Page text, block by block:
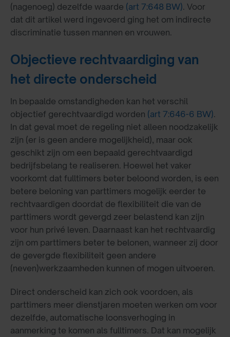
(nagenoeg) dezelfde waarde (art 7:648 BW). Voor
dat dit artikel werd ingevoerd ging het om indirecte
discriminatie tussen mannen en vrouwen.
Objectieve rechtvaardiging van
het directe onderscheid
In bepaalde omstandigheden kan het verschil
objectief gerechtvaardigd worden (art 7:646-6 BW).
In dat geval moet de regeling niet alleen noodzakelijk
zijn (er is geen andere mogelijkheid), maar ook
geschikt zijn om een bepaald gerechtvaardigd
bedrijfsbelang te realiseren. Hoewel het vaker
voorkomt dat fulltimers beter beloond worden, is een
betere beloning van parttimers mogelijk eerder te
rechtvaardigen doordat de flexibiliteit die van de
parttimers wordt gevergd zeer belastend kan zijn
voor hun privé leven. Daarnaast kan het rechtvaardig
zijn om parttimers beter te belonen, wanneer zij door
de gevergde flexibiliteit geen andere
(neven)werkzaamheden kunnen of mogen uitvoeren.
Direct onderscheid kan zich ook voordoen, als
parttimers meer dienstjaren moeten werken om voor
dezelfde, automatische loonsverhoging in
aanmerking te komen als fulltimers. Dat kan mogelijk